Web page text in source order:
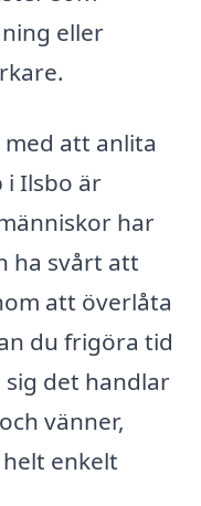
eller
att anlita
i Ilsbo är
har
ha svårt att
att överlåta
du frigöra tid
det handlar
vänner,
enkelt